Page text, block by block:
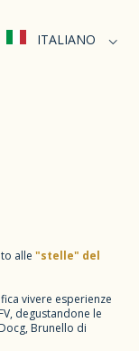
ITALIANO
alle "stelle" del
vivere esperienze
degustandone le
Brunello di